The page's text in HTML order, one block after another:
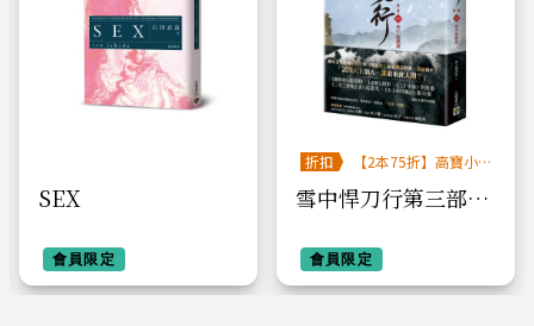
SEX
會員限定
折扣
【2本75折】高寶小
雪中悍刀行第三部：
會員限定